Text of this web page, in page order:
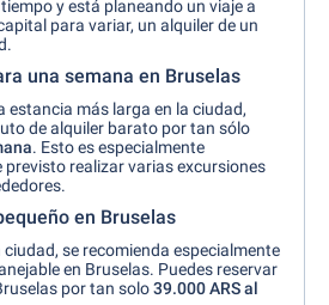
y está planeando un viaje a
para variar, un alquiler de un
una semana en Bruselas
estancia más larga en la ciudad,
de alquiler barato por tan sólo
. Esto es especialmente
previsto realizar varias excursiones
en Bruselas
se recomienda especialmente
en Bruselas. Puedes reservar
por tan solo39.000 ARS al